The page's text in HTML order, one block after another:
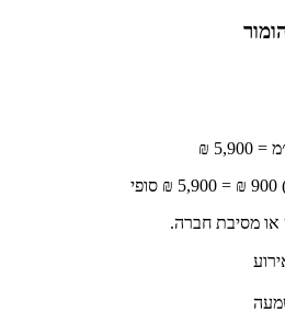
900
₪ =
5,900 ₪ סופי
או מסיבת חברה.